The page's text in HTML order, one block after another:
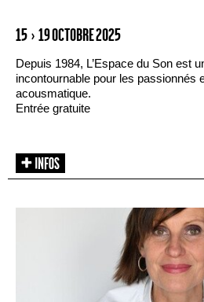
15 › 19 OCTOBRE 2025
Depuis 1984, L’Espace du Son est
incontournable pour les passionnés
acousmatique.
Entrée gratuite